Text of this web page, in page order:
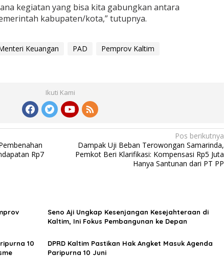
kegiatan yang bisa kita gabungkan antara
kabupaten/kota,” tutupnya.
Keuangan PAD
Pemprov Kaltim
Ikuti Kami
Rp7
Pos berikutnya
Dampak Uji Beban Terowongan Samarinda,
Pemkot Beri Klarifikasi: Kompensasi Rp5 Juta
Hanya Santunan dari PT PP
Seno Aji Ungkap Kesenjangan Kesejahteraan di
Kaltim, Ini Fokus Pembangunan ke Depan
10
DPRD Kaltim Pastikan Hak Angket Masuk Agenda
Paripurna 10 Juni